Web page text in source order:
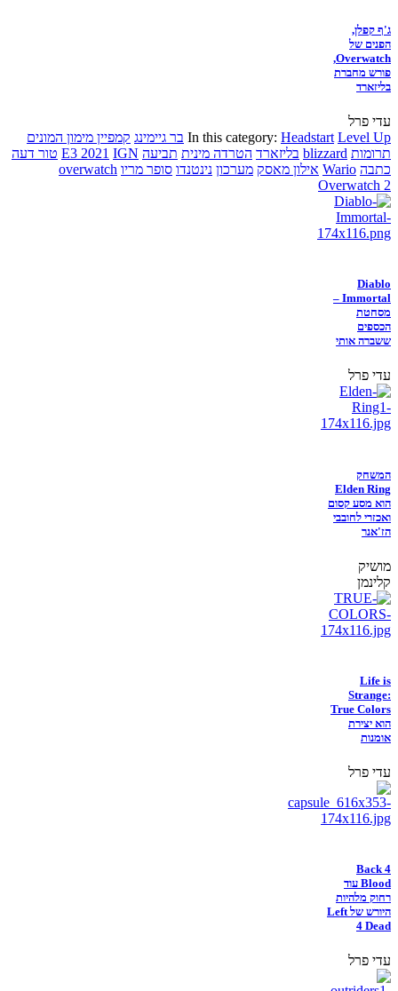
ג'ף קפלן,
הפנים של
Overwatch,
פורש מחברת
בליזארד
עדי פרל
In this category: Headstart Level Up בר גיימינג קמפיין מימון המונים
תרומות blizzard בליזארד הטרדה מינית תביעה E3 2021 IGN
טור דעה
כתבה Wario אילון מאסק מערכון נינטנדו סופר מריו overwatch
Overwatch 2
Diablo
Immortal –
מסחטת
הכספים
ששברה אותי
עדי פרל
המשחק
Elden Ring
הוא מסע קסום
ואכזרי לחובבי
הז'אנר
מושיק
קלינמן
Life is
Strange:
True Colors
הוא יצירת
אומנות
עדי פרל
Back 4
Blood עוד
רחוק מלהיות
היורש של Left
4 Dead
עדי פרל